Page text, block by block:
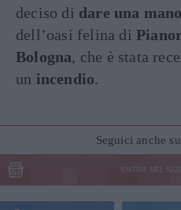
deciso di dare una mano
dell’oasi felina di
Bologna, che è stata
un incendio.
Seguici anche
ENTRA NEL